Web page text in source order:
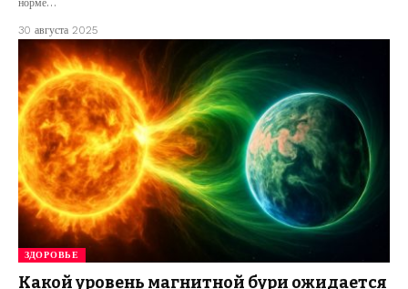
30 августа 2025
ЗДОРОВЬЕ
Какой уровень магнитной бури ожидается